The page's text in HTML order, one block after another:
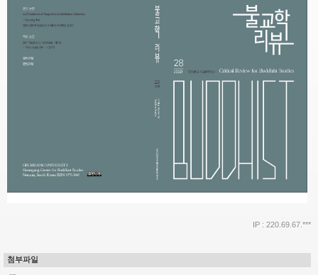
IP : 220.69.67.***
첨부파일